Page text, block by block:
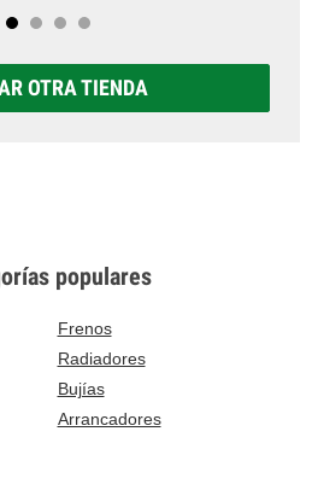
OTRA TIENDA
populares
Frenos
Radiadores
Bujías
Arrancadores